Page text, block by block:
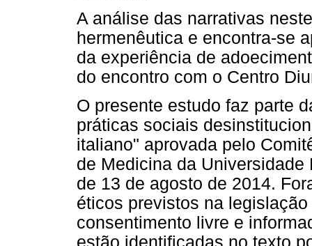
A análise das narrativas
hermenêutica e encontra-se
da experiência de
do encontro com o Centro
O presente estudo faz parte
práticas sociais
italiano" aprovada pelo
de Medicina da
de 13 de agosto de 2014.
éticos previstos na
consentimento livre e
estão identificadas no texto